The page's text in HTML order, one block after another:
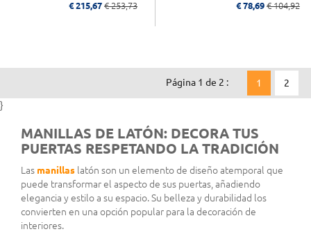
€ 215,67 € 253,73 € 78,69 € 104,92
Página 1 de 2 : 1
2
}
MANILLAS DE LATÓN: DECORA TUS
PUERTAS RESPETANDO LA TRADICIÓN
Las manillas latón son un elemento de diseño atemporal que
puede transformar el aspecto de sus puertas, añadiendo
elegancia y estilo a su espacio. Su belleza y durabilidad los
convierten en una opción popular para la decoración de
interiores.